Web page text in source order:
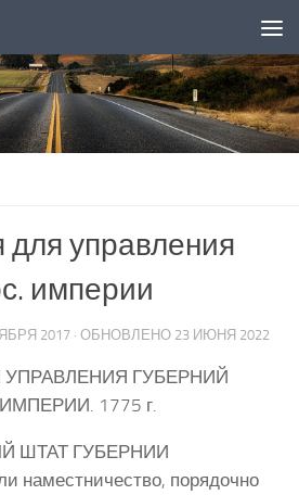
управления
империи
2017 · ОБНОВЛЕНО 23 ИЮНЯ 2022
ГУБЕРНИЙ
1775 г.
ШТАТ ГУБЕРНИИ
наместничество, порядочно